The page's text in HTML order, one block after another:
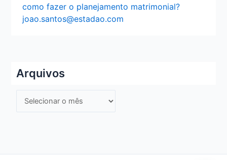
como fazer o planejamento matrimonial?
joao.santos@estadao.com
Arquivos
i